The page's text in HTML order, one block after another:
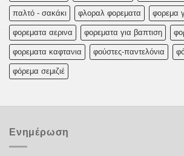
παλτό - σακάκι φλοραλ φορεματα φορεμα
φορεματα αερινα φορεματα για βαπτιση
φορεματα καφτανια φούστες-παντελόνια
φόρεμα σεμιζιέ
Ενημέρωση